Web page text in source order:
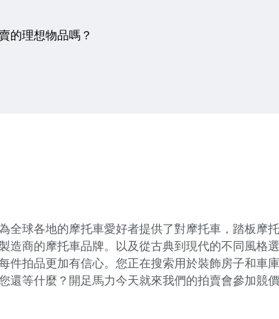
的理想物品嗎？
全球各地的摩托車愛好者提供了對摩托車，踏板
造商的摩托車品牌。以及從古典到現代的不同風
件拍品更加有信心。您正在搜索用於裝飾房子和
還等什麼？開足馬力今天就來我們的拍賣會參加競價